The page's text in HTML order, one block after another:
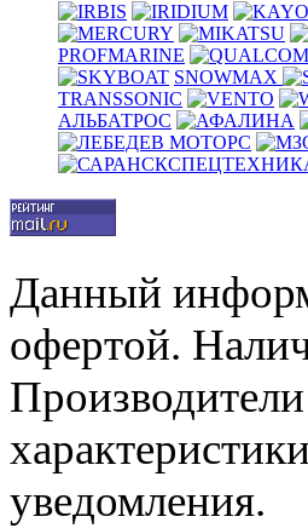
PROFMARINE
SNOWMAX
TRANSSONIC
АЛЬБАТРОС
Данный
офертой.
уведомления.